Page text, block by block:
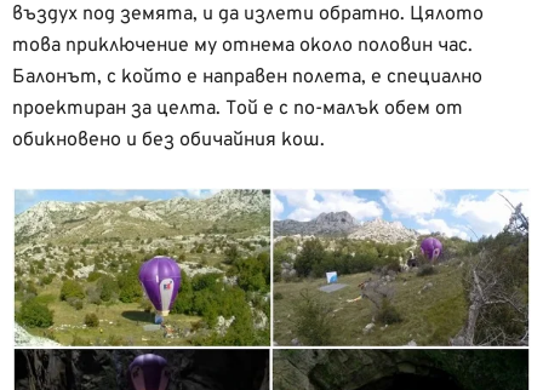
въздух под земята, и да излети обратно. Цялото
това приключение му отнема около половин час.
Балонът, с който е направен полета, е специално
проектиран за целта. Той е с по-малък обем от
обикновено и без обичайния кош.